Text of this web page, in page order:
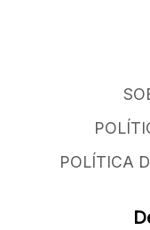
POLÍTICA